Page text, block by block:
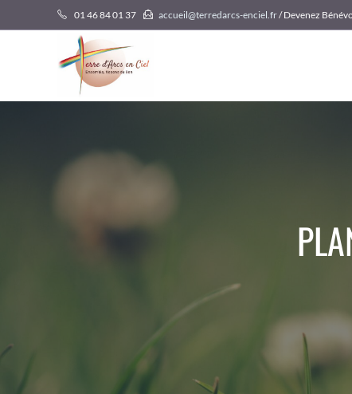
to
01 46 84 01 37 accueil@terredarcs-enciel.fr/ Devenez